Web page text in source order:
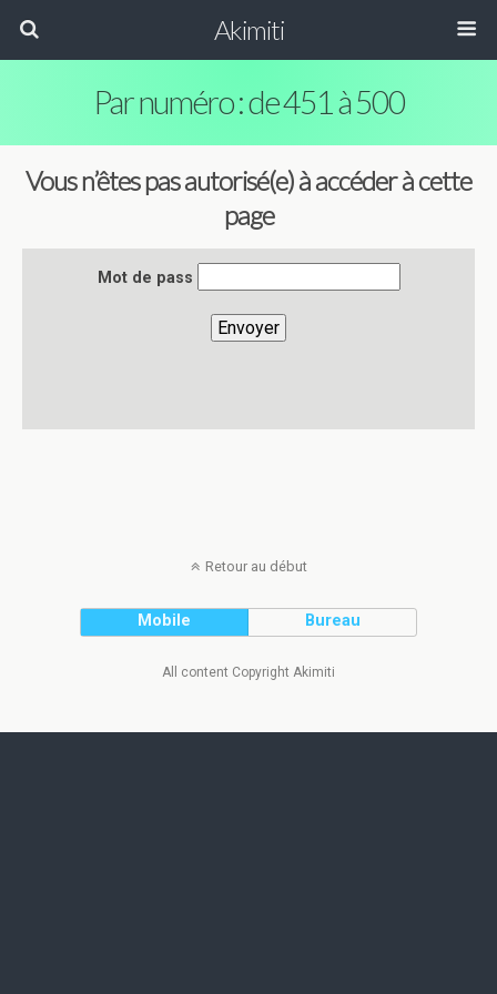
Akimiti
Par numéro : de 451 à 500
Vous n’êtes pas autorisé(e) à accéder à cette
page
Mot de pass
Retour au début
Mobile Bureau
All content Copyright Akimiti